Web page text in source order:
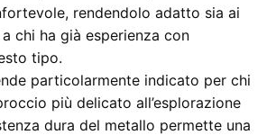
rendendolo adatto sia ai
chi ha già esperienza con
tipo.
particolarmente indicato per chi
più delicato all’esplorazione
dura del metallo permette una